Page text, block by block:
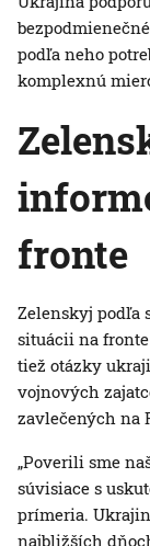
podľa neho
komplexnú
fronte
Zelenskyj podľa
situácii na
tiež otázky
vojnových
zavlečených na
„Poverili sme
súvisiace s
prímeria.
najbližších